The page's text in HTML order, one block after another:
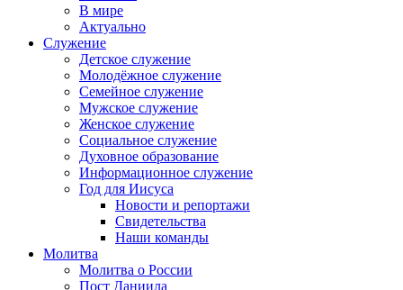
В мире
Актуально
Служение
Детское служение
Молодёжное служение
Семейное служение
Мужское служение
Женское служение
Социальное служение
Духовное образование
Информационное служение
Год для Иисуса
Новости и репортажи
Свидетельства
Наши команды
Молитва
Молитва о России
Пост Даниила